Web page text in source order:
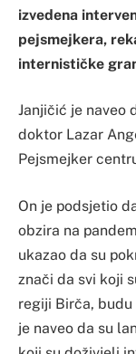
izvedena
pejsmejkera,
internističke
Janjičić je naveo
doktor Lazar
Pejsmejker
On je podsjetio
obzira na
ukazao da su
znači da svi koji
regiji Birča,
je naveo da su